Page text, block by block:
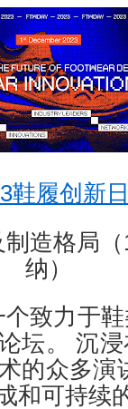
鞋履创新
造格局
纳）
致力于
坛。 沉
的众多演
和可持续